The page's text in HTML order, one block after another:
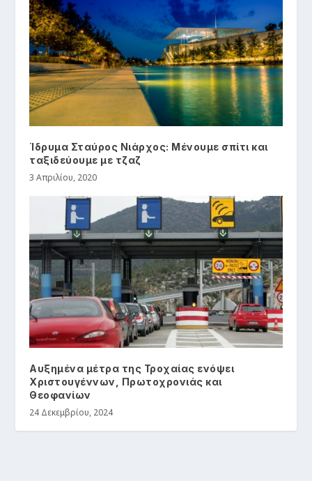
Ίδρυμα Σταύρος Νιάρχος: Μένουμε σπίτι και
ταξιδεύουμε με τζαζ
3 Απριλίου, 2020
Αυξημένα μέτρα της Τροχαίας ενόψει
Χριστουγέννων, Πρωτοχρονιάς και
Θεοφανίων
24 Δεκεμβρίου, 2024